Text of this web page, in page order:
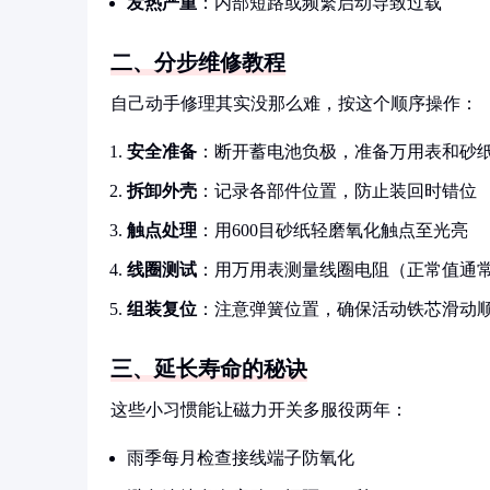
二、分步维修教程
自己动手修理其实没那么难，按这个顺序操作：
安全准备 ：断开蓄电池负极，准备万用表和砂
拆卸外壳 ：记录各部件位置，防止装回时错位
触点处理 ：用600目砂纸轻磨氧化触点至光亮
线圈测试 ：用万用表测量线圈电阻（正常值通
组装复位 ：注意弹簧位置，确保活动铁芯滑动
三、延长寿命的秘诀
这些小习惯能让磁力开关多服役两年：
雨季每月检查接线端子防氧化